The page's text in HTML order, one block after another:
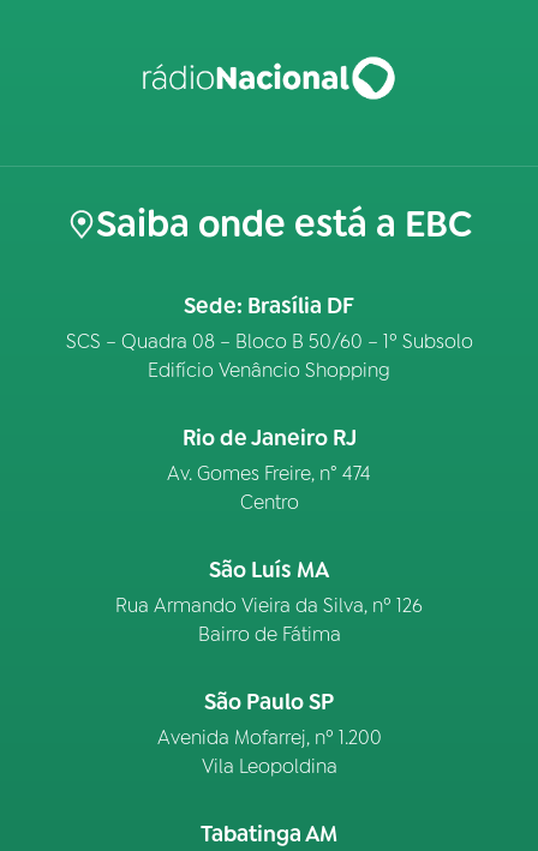
Saiba onde está a EBC
Sede: Brasília DF
SCS – Quadra 08 – Bloco B 50/60 – 1º Subsolo
Edifício Venâncio Shopping
Rio de Janeiro RJ
Av. Gomes Freire, n° 474
Centro
São Luís MA
Rua Armando Vieira da Silva, nº 126
Bairro de Fátima
São Paulo SP
Avenida Mofarrej, nº 1.200
Vila Leopoldina
Tabatinga AM